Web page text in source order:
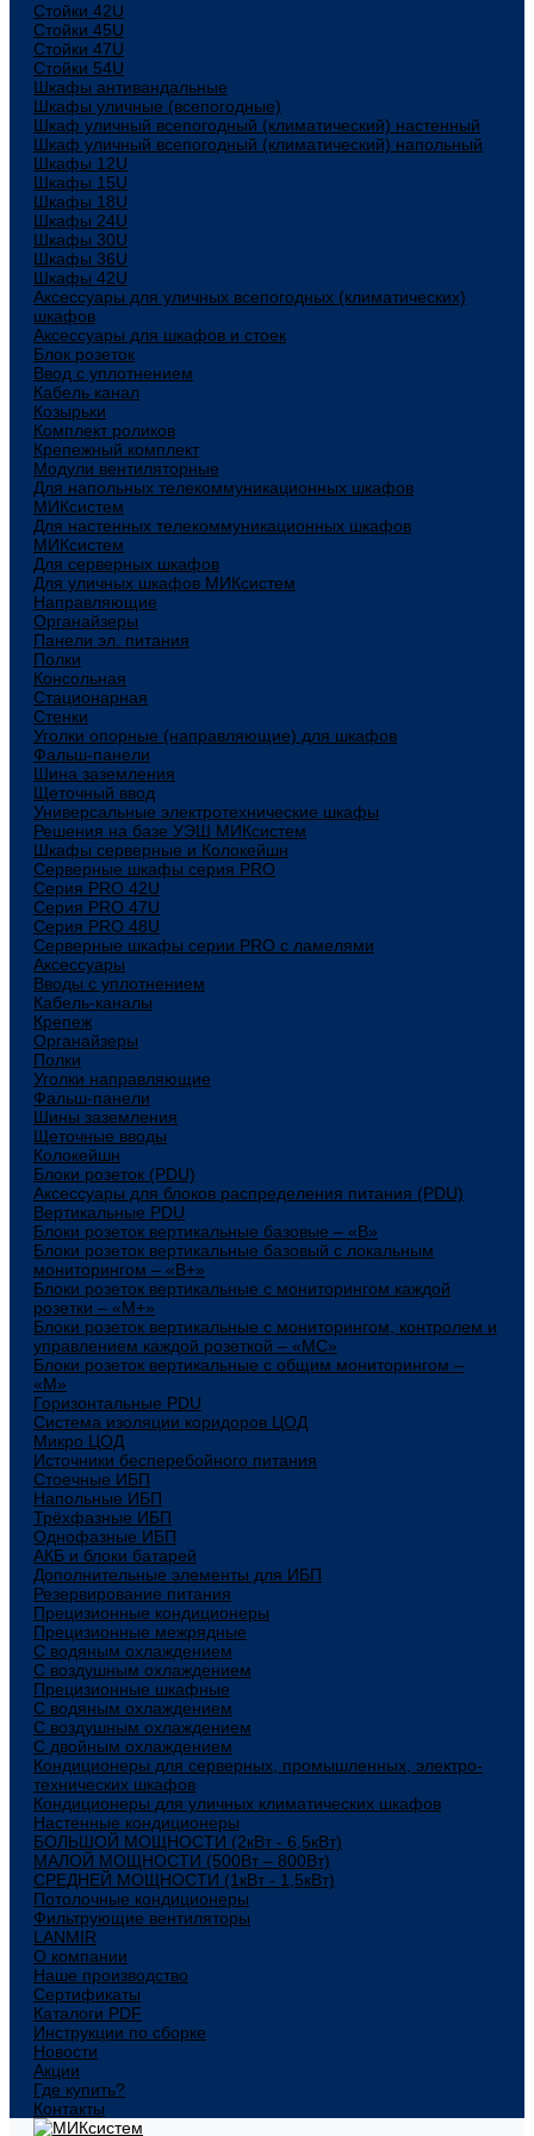
Стойки 42U
Стойки 45U
Стойки 47U
Стойки 54U
Шкафы антивандальные
Шкафы уличные (всепогодные)
Шкаф уличный всепогодный (климатический) настенный
Шкаф уличный всепогодный (климатический) напольный
Шкафы 12U
Шкафы 15U
Шкафы 18U
Шкафы 24U
Шкафы 30U
Шкафы 36U
Шкафы 42U
Аксессуары для уличных всепогодных (климатических)
шкафов
Аксессуары для шкафов и стоек
Блок розеток
Ввод с уплотнением
Кабель канал
Козырьки
Комплект роликов
Крепежный комплект
Модули вентиляторные
Для напольных телекоммуникационных шкафов
МИКсистем
Для настенных телекоммуникационных шкафов
МИКсистем
Для серверных шкафов
Для уличных шкафов МИКсистем
Направляющие
Органайзеры
Панели эл. питания
Полки
Консольная
Стационарная
Стенки
Уголки опорные (направляющие) для шкафов
Фальш-панели
Шина заземления
Щеточный ввод
Универсальные электротехнические шкафы
Решения на базе УЭШ МИКсистем
Шкафы серверные и Колокейшн
Серверные шкафы серия PRO
Серия PRO 42U
Серия PRO 47U
Серия PRO 48U
Серверные шкафы серии PRO с ламелями
Аксессуары
Вводы с уплотнением
Кабель-каналы
Крепеж
Органайзеры
Полки
Уголки направляющие
Фальш-панели
Шины заземления
Щеточные вводы
Колокейшн
Блоки розеток (PDU)
Аксессуары для блоков распределения питания (PDU)
Вертикальные PDU
Блоки розеток вертикальные базовые – «В»
Блоки розеток вертикальные базовый с локальным
мониторингом – «В+»
Блоки розеток вертикальные с мониторингом каждой
розетки – «М+»
Блоки розеток вертикальные с мониторингом, контролем и
управлением каждой розеткой – «МС»
Блоки розеток вертикальные с общим мониторингом –
«М»
Горизонтальные PDU
Система изоляции коридоров ЦОД
Микро ЦОД
Источники бесперебойного питания
Стоечные ИБП
Напольные ИБП
Трёхфазные ИБП
Однофазные ИБП
АКБ и блоки батарей
Дополнительные элементы для ИБП
Резервирование питания
Прецизионные кондиционеры
Прецизионные межрядные
С водяным охлаждением
С воздушным охлаждением
Прецизионные шкафные
С водяным охлаждением
С воздушным охлаждением
С двойным охлаждением
Кондиционеры для серверных, промышленных, электро-
технических шкафов
Кондиционеры для уличных климатических шкафов
Настенные кондиционеры
БОЛЬШОЙ МОЩНОСТИ (2кВт - 6,5кВт)
МАЛОЙ МОЩНОСТИ (500Вт – 800Вт)
СРЕДНЕЙ МОЩНОСТИ (1кВт - 1,5кВт)
Потолочные кондиционеры
Фильтрующие вентиляторы
LANMIR
О компании
Наше производство
Сертификаты
Каталоги PDF
Инструкции по сборке
Новости
Акции
Где купить?
Контакты